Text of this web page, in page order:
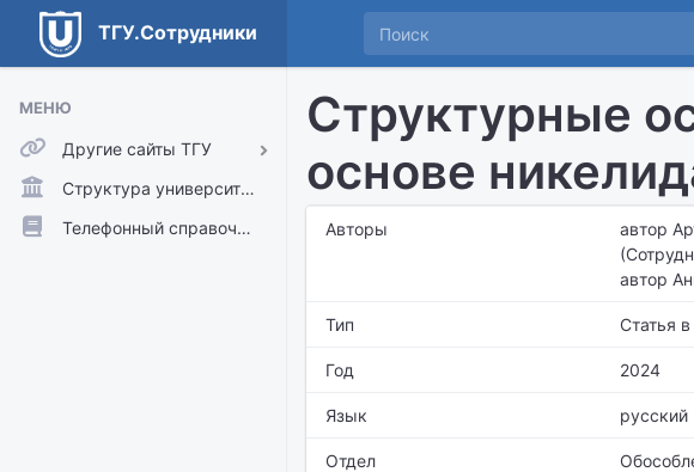
ТГУ.Сотрудники
МЕНЮ
Другие сайты ТГУ
ТГУ.Аккаунты
ТГУ.Расписание
Структура университета
Телефонный справочник
Структурные
основе
Авторы
автор
автор
Тип Статья
Год 2024
Язык русский
Отдел